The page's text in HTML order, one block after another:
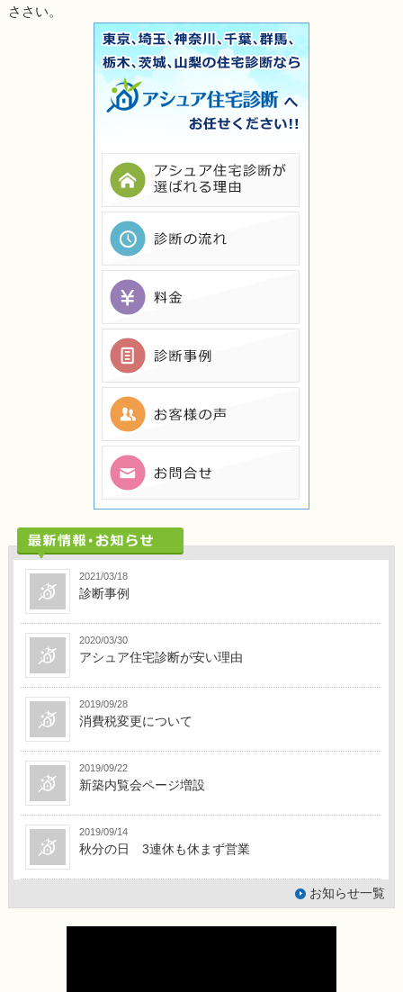
ささい。
2021/03/18
診断事例
2020/03/30
アシュア住宅診断が安い理由
2019/09/28
消費税変更について
2019/09/22
新築内覧会ページ増設
2019/09/14
秋分の日 3連休も休まず営業
お知らせ一覧